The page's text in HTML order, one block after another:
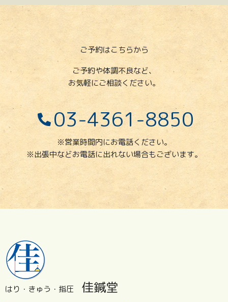
ご予約はこちらから
ご予約や体調不良など、
お気軽にご相談ください。
03-4361-8850
※営業時間内にお電話ください。
※出張中などお電話に出れない場合もございます。
はり・きゅう・指圧 佳鍼堂